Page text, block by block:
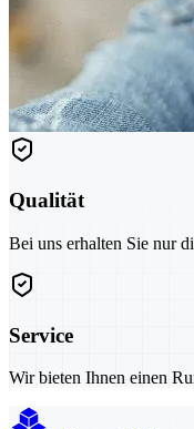
Qualität
Bei uns erhalten Sie nur
Service
Wir bieten Ihnen einen